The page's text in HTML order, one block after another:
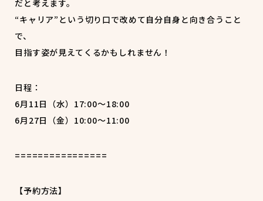
だと考えます。
“キャリア”という切り口で改めて自分自身と向き合うこと
で、
目指す姿が見えてくるかもしれません！
日程：
6月11日（水）17:00～18:00
6月27日（金）10:00～11:00
================
【予約方法】